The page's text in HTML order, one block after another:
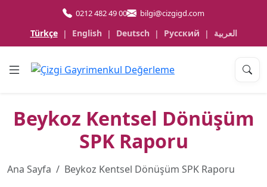
0212 482 49 00 bilgi@cizgigd.com
Türkçe | English | Deutsch | Русский | العربية
Beykoz Kentsel Dönüşüm
SPK Raporu
Ana Sayfa Beykoz Kentsel Dönüşüm SPK Raporu